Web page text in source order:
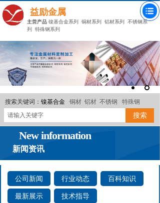
益励金属
主营产品 镍基合金系列 铜材系列 铝材系列
不锈钢系
列
特殊钢系列
搜索关键词： 镍基合金 铜材 铝材 不锈钢 特殊钢
搜索
新闻资讯
New information
公司新闻 行业动态 百科知识
最新展示 技术指导